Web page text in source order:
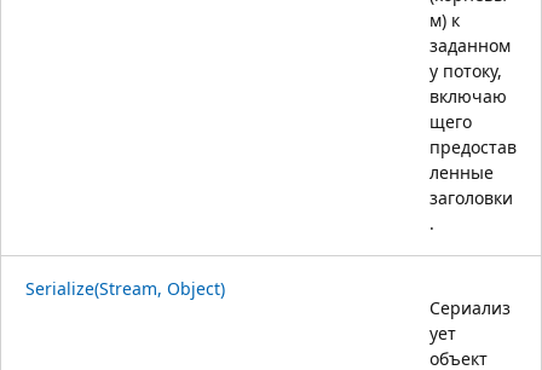
м) к
заданном
у потоку,
включаю
щего
предостав
ленные
заголовки
.
Serialize(Stream, Object)
Сериализ
ует
объект